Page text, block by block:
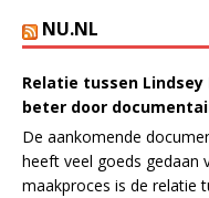
NU.NL
Relatie tussen
beter door
De aankomende
heeft veel goeds gedaan
maakproces is de relatie